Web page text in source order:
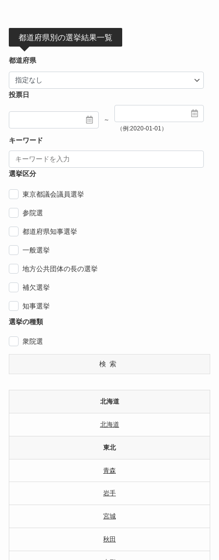
都道府県別の選挙結果一覧
都道府県
投票日
～
（例:2020-01-01）
キーワード
選挙区分
東京都議会議員選挙
参院選
都道府県知事選挙
一般選挙
地方公共団体の長の選挙
補欠選挙
知事選挙
選挙の種類
衆院選
検索
北海道
北海道
東北
青森
岩手
宮城
秋田